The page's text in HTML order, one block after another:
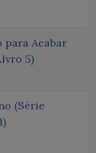
para Acabar
5)
(Série